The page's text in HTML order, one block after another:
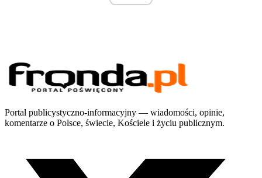
Portal publicystyczno-informacyjny — wiadomości, opinie,
komentarze o Polsce, świecie, Kościele i życiu publicznym.